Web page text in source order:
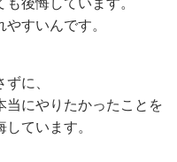
すいんです。
に、
当にやりたかったことを
ています。